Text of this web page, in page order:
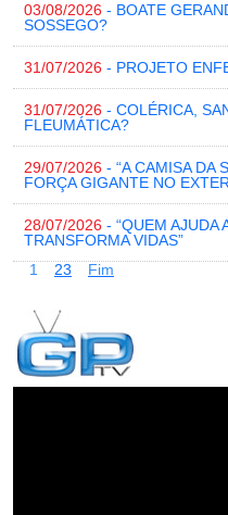
03/08/2026 - BOATE
SOSSEGO?
31/07/2026 - PROJETO
31/07/2026 - COLÉRICA,
FLEUMÁTICA?
29/07/2026 - “A CAMISA DA
FORÇA GIGANTE NO
28/07/2026 - “QUEM AJUDA
TRANSFORMA VIDAS”
1
23 Fim